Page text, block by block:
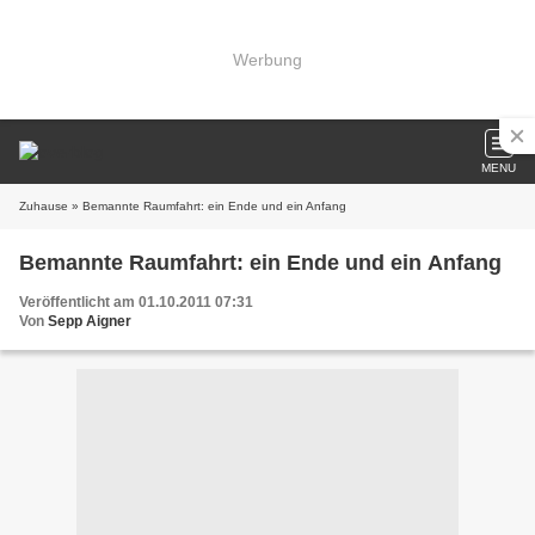
Werbung
MENU
Zuhause » Bemannte Raumfahrt: ein Ende und ein Anfang
Bemannte Raumfahrt: ein Ende und ein Anfang
Veröffentlicht am 01.10.2011 07:31
Von Sepp Aigner